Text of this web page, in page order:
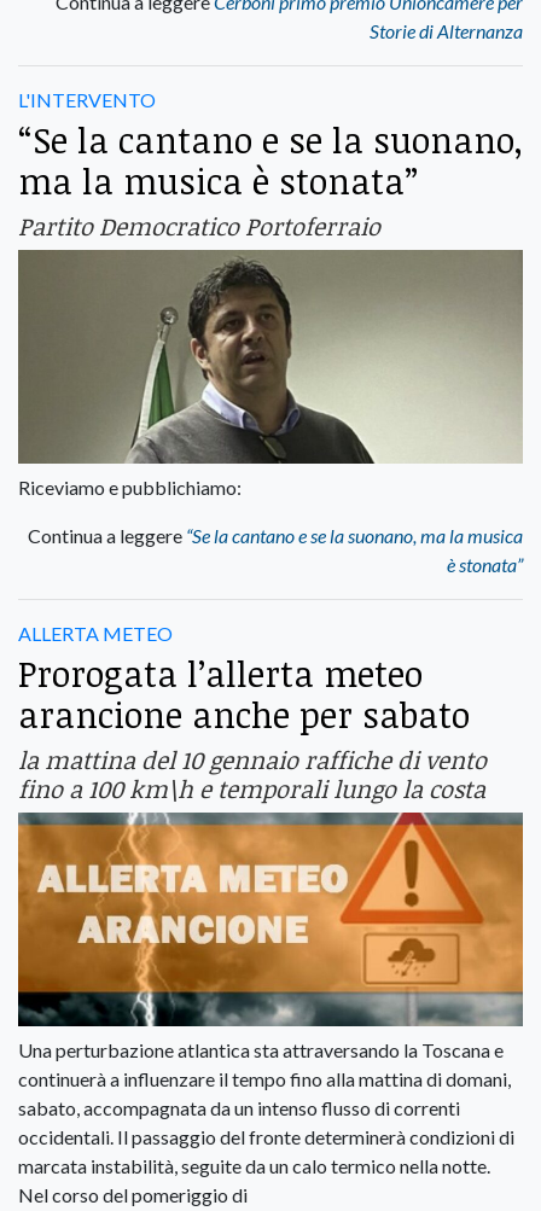
Storie di Alternanza
L'INTERVENTO
“Se la cantano e se la suonano,
ma la musica è stonata”
Partito Democratico Portoferraio
Riceviamo e pubblichiamo:
Continua a leggere “Se la cantano e se la suonano, ma la musica
è stonata”
ALLERTA METEO
Prorogata l’allerta meteo
arancione anche per sabato
la mattina del 10 gennaio raffiche di vento
fino a 100 km\h e temporali lungo la costa
Una perturbazione atlantica sta attraversando la Toscana e
continuerà a influenzare il tempo fino alla mattina di domani,
sabato, accompagnata da un intenso flusso di correnti
occidentali. Il passaggio del fronte determinerà condizioni di
marcata instabilità, seguite da un calo termico nella notte.
Nel corso del pomeriggio di